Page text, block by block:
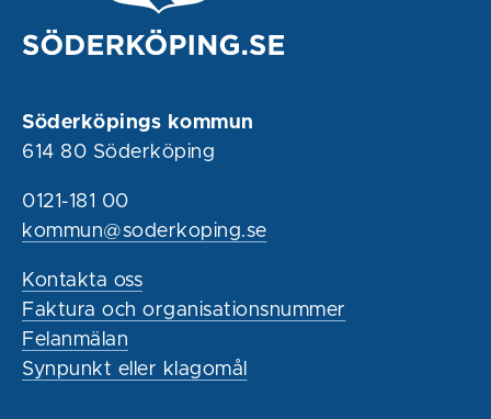
Söderköpings kommun
614 80 Söderköping
0121-181 00
kommun@soderkoping.se
Kontakta oss
Faktura och organisationsnummer
Felanmälan
Synpunkt eller klagomål